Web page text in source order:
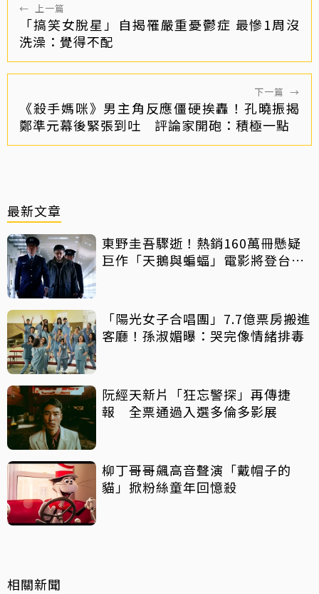
← 上一篇
「搞笑女脫星」自揭罹嚴重憂鬱症 最慘1周沒
洗澡：覺得不配
下一篇 →
《殺手媽咪》男主角反應僵硬挨轟！孔曉振揭
鄭準元幕後緊張到吐 評論家開砲：積極一點
最新文章
東野圭吾驟逝！熱銷160萬冊懸疑
巨作「天鵝與蝙蝠」電影將登台上
「陽光女子合唱團」7.7億票房搬進
客廳！孫淑媚曝：哭完像情緒排毒
阮經天新片「狂忘警探」再傳捷
報 全票通過入選多倫多影展
柳丁哥哥飆高音聲演「戴帽子的
貓」掀粉絲童年回憶殺
相關新聞